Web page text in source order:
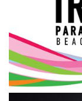
Cost Of Living
Opinion + Analysis
L’Art des Sens